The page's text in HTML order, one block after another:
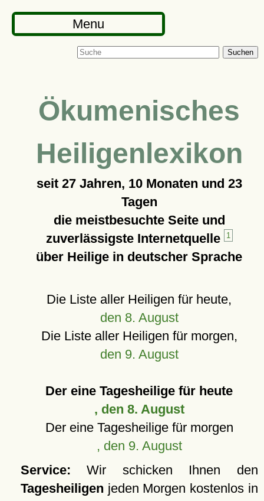
Menu
Suchen
Ökumenisches
Heiligenlexikon
seit 27 Jahren, 10 Monaten und 23
Tagen
die meistbesuchte Seite und
zuverlässigste Internetquelle
1
über Heilige in deutscher Sprache
Die Liste aller Heiligen für heute,
den 8. August
Die Liste aller Heiligen für morgen,
den 9. August
Der eine Tagesheilige für heute
, den 8. August
Der eine Tagesheilige für morgen
, den 9. August
Service: Wir schicken Ihnen den
Tagesheiligen jeden Morgen kostenlos in